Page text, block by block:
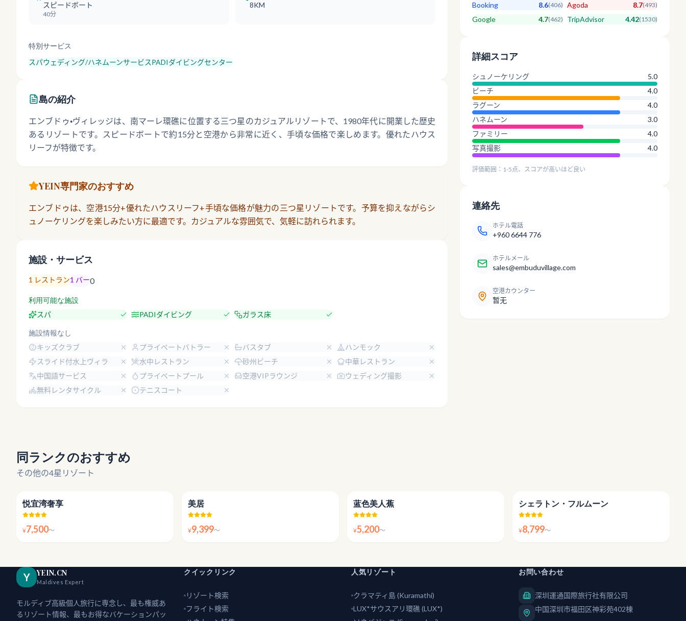
スピードボート
40分
8KM
特別サービス
スパウェディング/ハネムーンサービスPADIダイビングセンター
島の紹介
エンブドゥ・ヴィレッジは、南マーレ環礁に位置する三つ星のカジュアルリゾートで、1980年代に開業した歴史
あるリゾートです。スピードボートで約15分と空港から非常に近く、手頃な価格で楽しめます。優れたハウス
リーフが特徴です。
YEIN専門家のおすすめ
エンブドゥは、空港15分+優れたハウスリーフ+手頃な価格が魅力の三つ星リゾートです。予算を抑えながらシ
ュノーケリングを楽しみたい方に最適です。カジュアルな雰囲気で、気軽に訪れられます。
施設・サービス
1 レストラン1 バー0
利用可能な施設
スパ PADIダイビング ガラス床
施設情報なし
キッズクラブ プライベートバトラー バスタブ
ハンモック
スライド付水上ヴィラ
水中レストラン 砂州ビーチ
中華レストラン
中国語サービス
プライベートプール 空港VIPラウンジ
ウェディング撮影
無料レンタサイクル
テニスコート
Booking 8.6(406) Agoda 8.7(493)
Google 4.7(462) TripAdvisor 4.42(1530)
詳細スコア
シュノーケリング
5.0
ビーチ
4.0
ラグーン
4.0
ハネムーン
3.0
ファミリー
4.0
写真撮影
4.0
評価範囲：1-5点、スコアが高いほど良い
連絡先
ホテル電話
+960 6644 776
ホテルメール
sales@embuduvillage.com
空港カウンター
暂无
同ランクのおすすめ
その他の4星リゾート
悦宜湾奢享
¥7,500〜
美居
¥9,399〜
蓝色美人蕉
¥5,200〜
シェラトン・フルムーン
¥8,799〜
Y YEIN.CN
Maldives Expert
モルディブ高級個人旅行に専念し、最も権威あ
るリゾート情報、最もお得なバケーションパッ
クイックリンク
リゾート検索
フライト検索
人気リゾート
クラマティ島 (Kuramathi)
LUX*サウスアリ環礁 (LUX*)
お問い合わせ
深圳運通国際旅行社有限公司
中国深圳市福田区神彩苑402棟